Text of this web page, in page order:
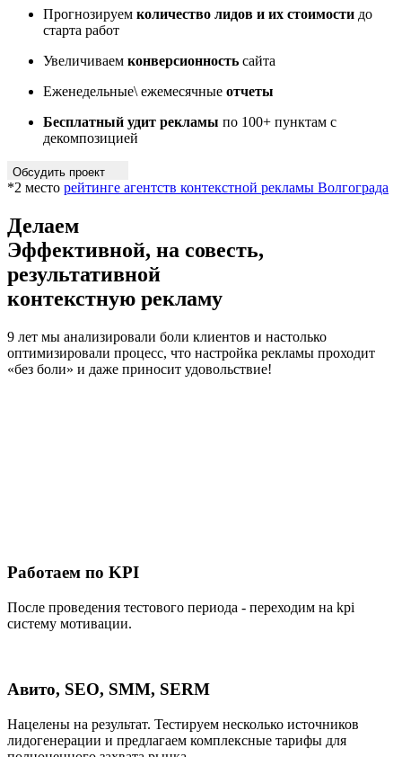
Прогнозируем количество лидов и их стоимости до
старта работ
Увеличиваем конверсионность сайта
Еженедельные\ ежемесячные отчеты
Бесплатный удит рекламы по 100+ пунктам с
декомпозицией
Обсудить проект
*2 место рейтинге агентств контекстной рекламы Волгограда
Делаем
Эффективной, на совесть,
результативной
контекстную рекламу
9 лет мы анализировали боли клиентов и настолько
оптимизировали процесс, что настройка рекламы проходит
«без боли» и даже приносит удовольствие!
Работаем по KPI
После проведения тестового периода - переходим на kpi
систему мотивации.
Авито, SEO, SMM, SERM
Нацелены на результат. Тестируем несколько источников
лидогенерации и предлагаем комплексные тарифы для